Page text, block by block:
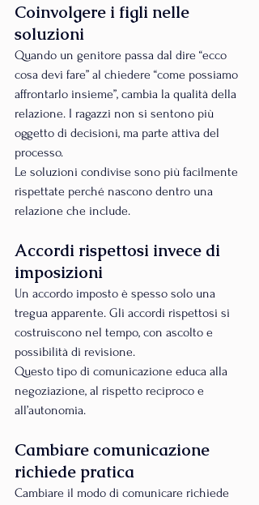
Coinvolgere i figli nelle
soluzioni
Quando un genitore passa dal dire “ecco
cosa devi fare” al chiedere “come possiamo
affrontarlo insieme”, cambia la qualità della
relazione. I ragazzi non si sentono più
oggetto di decisioni, ma parte attiva del
processo.
Le soluzioni condivise sono più facilmente
rispettate perché nascono dentro una
relazione che include.
Accordi rispettosi invece di
imposizioni
Un accordo imposto è spesso solo una
tregua apparente. Gli accordi rispettosi si
costruiscono nel tempo, con ascolto e
possibilità di revisione.
Questo tipo di comunicazione educa alla
negoziazione, al rispetto reciproco e
all’autonomia.
Cambiare comunicazione
richiede pratica
Cambiare il modo di comunicare richiede